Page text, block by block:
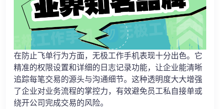
在防止飞单行为方面，无极工作手机表现十分出色。它
精准的权限设置和详细的日志记录功能，让企业能清晰
追踪每笔交易的源头与沟通细节。这种透明度大大增强
了企业对业务流程的掌控力，有效避免员工私自接单或
绕开公司完成交易的风险。